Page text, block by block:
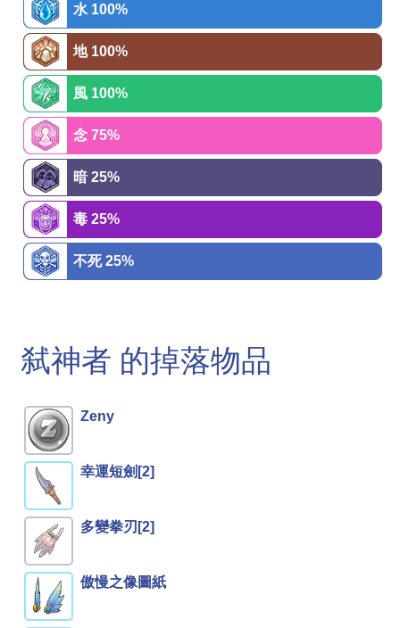
水 100%
地 100%
風 100%
念 75%
暗 25%
毒 25%
不死 25%
弑神者 的掉落物品
Zeny
幸運短劍[2]
多變拳刃[2]
傲慢之像圖紙